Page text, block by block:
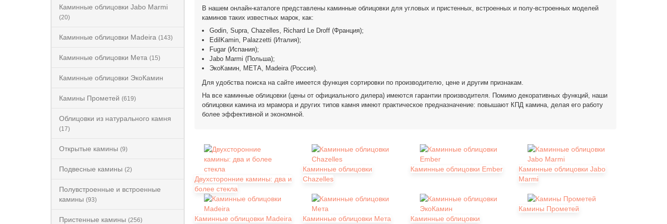
Каминные облицовки Jabo Marmi
(20)
Каминные облицовки Madeira (143)
Каминные облицовки Мета (15)
Каминные облицовки ЭкоКамин
Камины Прометей (619)
Облицовки из натурального камня
(17)
Открытые камины (9)
Подвесные камины (2)
Полувстроенные и встроенные
камины (93)
Пристенные камины (256)
В нашем онлайн-каталоге представлены каминные облицовки для угловых и пристенных, встроенных и полу-встроенных моделей
каминов таких известных марок, как:
Godin, Supra, Chazelles, Richard Le Droff (Франция);
EdilKamin, Palazzetti (Италия);
Fugar (Испания);
Jabo Marmi (Польша);
ЭкоКамин, МЕТА, Madeira (Россия).
Для удобства поиска на сайте имеется функция сортировки по производителю, цене и другим признакам.
На все каминные облицовки (цены от официального дилера) имеются гарантии производителя. Помимо декоративных функций, наши
облицовки камина из мрамора и других типов камня имеют практическое предназначение: повышают КПД камина, делая его работу
более эффективной и экономной.
Двухсторонние камины: два и
более стекла
Каминные облицовки
Chazelles
Каминные облицовки Ember
Каминные облицовки Jabo
Marmi
Каминные облицовки Madeira Каминные облицовки Мета
Каминные облицовки
Камины Прометей